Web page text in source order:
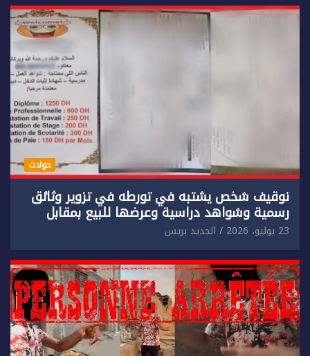
حوادث
توقيف شخص يشتبه في تورطه في تزوير وثائق
رسمية وشواهد دراسية وعرضها للبيع بمقابل
مادي.
23 يوليو، 2026 الجديد بريس